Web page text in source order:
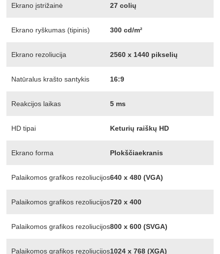
Ekrano įstrižainė 27 colių
Ekrano ryškumas (tipinis) 300 cd/m²
Ekrano rezoliucija 2560 x 1440 pikselių
Natūralus krašto santykis 16:9
Reakcijos laikas 5 ms
HD tipai Keturių raiškų HD
Ekrano forma Plokščiaekranis
Palaikomos grafikos rezoliucijos640 x 480 (VGA)
Palaikomos grafikos rezoliucijos720 x 400
Palaikomos grafikos rezoliucijos800 x 600 (SVGA)
Palaikomos grafikos rezoliucijos1024 x 768 (XGA)